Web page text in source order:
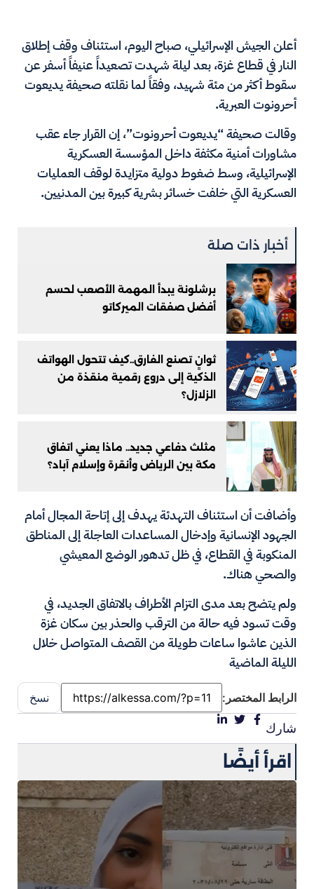
أعلن الجيش الإسرائيلي، صباح اليوم، استئناف وقف إطلاق
النار في قطاع غزة، بعد ليلة شهدت تصعيداً عنيفاً أسفر عن
سقوط أكثر من مئة شهيد، وفقاً لما نقلته صحيفة يديعوت
أحرونوت العبرية.
وقالت صحيفة “يديعوت أحرونوت”، إن القرار جاء عقب
مشاورات أمنية مكثفة داخل المؤسسة العسكرية
الإسرائيلية، وسط ضغوط دولية متزايدة لوقف العمليات
العسكرية التي خلفت خسائر بشرية كبيرة بين المدنيين.
أخبار ذات صلة
برشلونة يبدأ المهمة الأصعب لحسم
أفضل صفقات الميركاتو
ثوانٍ تصنع الفارق..كيف تتحول الهواتف
الذكية إلى دروع رقمية منقذة من
الزلازل؟
مثلث دفاعي جديد.. ماذا يعني اتفاق
مكة بين الرياض وأنقرة وإسلام آباد؟
وأضافت أن استئناف التهدئة يهدف إلى إتاحة المجال أمام
الجهود الإنسانية وإدخال المساعدات العاجلة إلى المناطق
المنكوبة في القطاع، في ظل تدهور الوضع المعيشي
والصحي هناك.
ولم يتضح بعد مدى التزام الأطراف بالاتفاق الجديد، في
وقت تسود فيه حالة من الترقب والحذر بين سكان غزة
الذين عاشوا ساعات طويلة من القصف المتواصل خلال
الليلة الماضية
الرابط المختصر: نسخ
شارك
اقرأ أيضًا